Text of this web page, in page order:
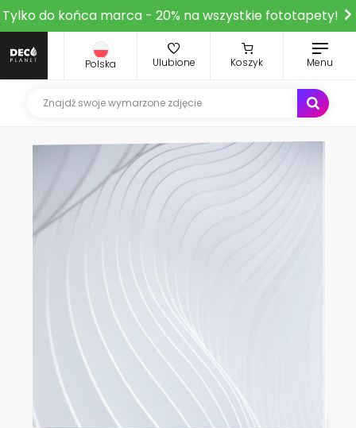
Tylko do końca marca - 20% na wszystkie fototapety!
Polska Ulubione Koszyk Menu